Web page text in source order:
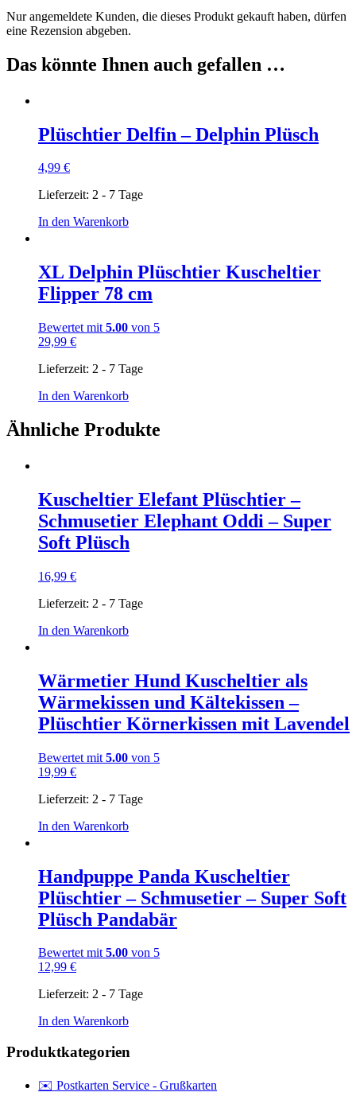
Nur angemeldete Kunden, die dieses Produkt gekauft haben, dürfen
eine Rezension abgeben.
Das könnte Ihnen auch gefallen …
Plüschtier Delfin – Delphin Plüsch
4,99 €
Lieferzeit: 2 - 7 Tage
In den Warenkorb
XL Delphin Plüschtier Kuscheltier
Flipper 78 cm
Bewertet mit 5.00 von 5
29,99 €
Lieferzeit: 2 - 7 Tage
In den Warenkorb
Ähnliche Produkte
Kuscheltier Elefant Plüschtier –
Schmusetier Elephant Oddi – Super
Soft Plüsch
16,99 €
Lieferzeit: 2 - 7 Tage
In den Warenkorb
Wärmetier Hund Kuscheltier als
Wärmekissen und Kältekissen –
Plüschtier Körnerkissen mit Lavendel
Bewertet mit 5.00 von 5
19,99 €
Lieferzeit: 2 - 7 Tage
In den Warenkorb
Handpuppe Panda Kuscheltier
Plüschtier – Schmusetier – Super Soft
Plüsch Pandabär
Bewertet mit5.00 von 5
12,99 €
Lieferzeit: 2 - 7 Tage
In den Warenkorb
Produktkategorien
✉️ Postkarten Service - Grußkarten